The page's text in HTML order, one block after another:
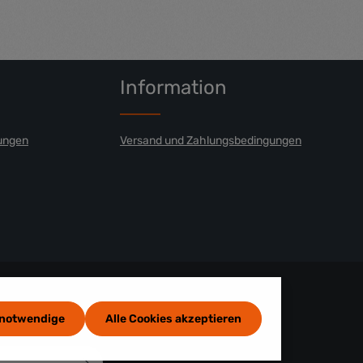
Information
Versand und Zahlungsbedingungen
Alle Cookies akzeptieren